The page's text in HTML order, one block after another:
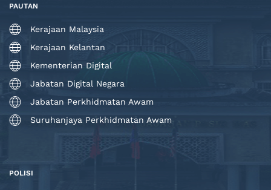
PAUTAN
Kerajaan Malaysia
Kerajaan Kelantan
Kementerian Digital
Jabatan Digital Negara
Jabatan Perkhidmatan Awam
Suruhanjaya Perkhidmatan Awam
POLISI